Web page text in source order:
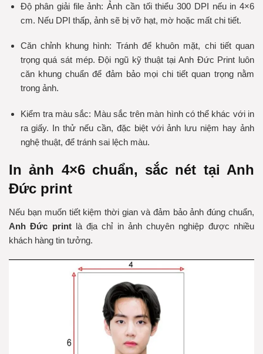
Độ phân giải file ảnh: Ảnh cần tối thiểu 300 DPI nếu in 4×6
cm. Nếu DPI thấp, ảnh sẽ bị vỡ hạt, mờ hoặc mất chi tiết.
Căn chỉnh khung hình: Tránh để khuôn mặt, chi tiết quan
trọng quá sát mép. Đội ngũ kỹ thuật tại Anh Đức Print luôn
căn khung chuẩn để đảm bảo mọi chi tiết quan trọng nằm
trong ảnh.
Kiểm tra màu sắc: Màu sắc trên màn hình có thể khác với in
ra giấy. In thử nếu cần, đặc biệt với ảnh lưu niệm hay ảnh
nghệ thuật, để tránh sai lệch màu.
In ảnh 4×6 chuẩn, sắc nét tại Anh
Đức print
Nếu bạn muốn tiết kiệm thời gian và đảm bảo ảnh đúng chuẩn,
Anh Đức printlà địa chỉ in ảnh chuyên nghiệp được nhiều
khách hàng tin tưởng.